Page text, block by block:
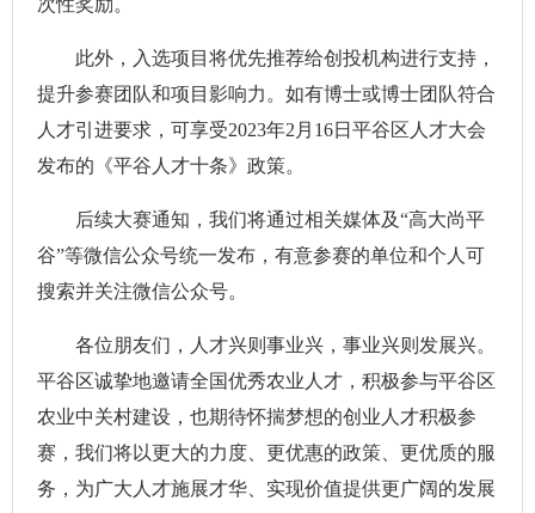
次性奖励。
此外，入选项目将优先推荐给创投机构进行支持，
提升参赛团队和项目影响力。如有博士或博士团队符合
人才引进要求，可享受2023年2月16日平谷区人才大会
发布的《平谷人才十条》政策。
后续大赛通知，我们将通过相关媒体及“高大尚平
谷”等微信公众号统一发布，有意参赛的单位和个人可
搜索并关注微信公众号。
各位朋友们，人才兴则事业兴，事业兴则发展兴。
平谷区诚挚地邀请全国优秀农业人才，积极参与平谷区
农业中关村建设，也期待怀揣梦想的创业人才积极参
赛，我们将以更大的力度、更优惠的政策、更优质的服
务，为广大人才施展才华、实现价值提供更广阔的发展